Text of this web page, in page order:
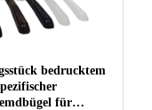
bedrucktem
für